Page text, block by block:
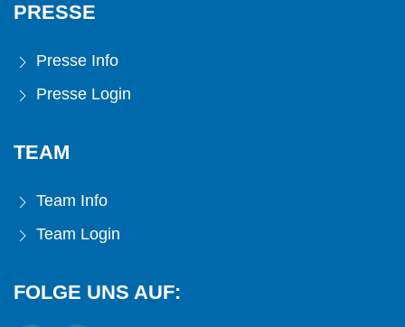
PRESSE
Presse Info
Presse Login
TEAM
Team Info
Team Login
FOLGE UNS AUF: